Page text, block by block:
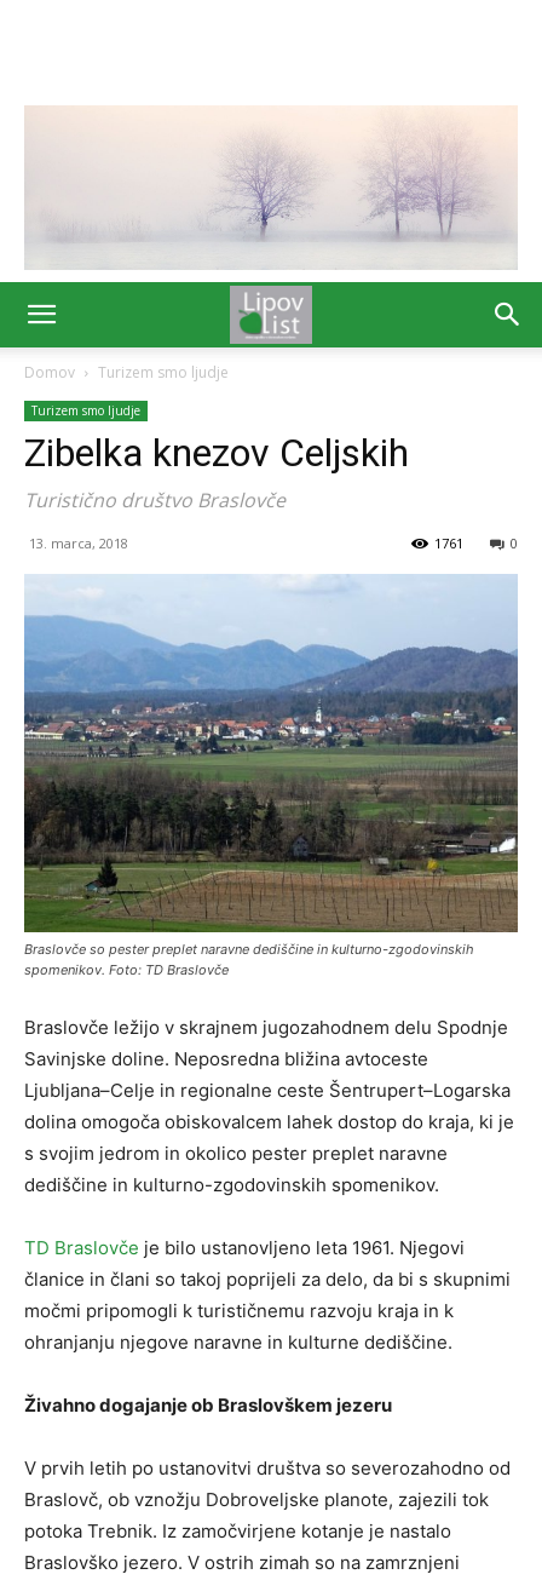
Domov Turizem smo ljudje
Turizem smo ljudje
Zibelka knezov Celjskih
Turistično društvo Braslovče
13. marca, 2018 0
1761
Braslovče so pester preplet naravne dediščine in kulturno-zgodovinskih
spomenikov. Foto: TD Braslovče
Braslovče ležijo v skrajnem jugozahodnem delu Spodnje
Savinjske doline. Neposredna bližina avtoceste
Ljubljana–Celje in regionalne ceste Šentrupert–Logarska
dolina omogoča obiskovalcem lahek dostop do kraja, ki je
s svojim jedrom in okolico pester preplet naravne
dediščine in kulturno-zgodovinskih spomenikov.
TD Braslovče je bilo ustanovljeno leta 1961. Njegovi
članice in člani so takoj poprijeli za delo, da bi s skupnimi
močmi pripomogli k turističnemu razvoju kraja in k
ohranjanju njegove naravne in kulturne dediščine.
Živahno dogajanje ob Braslovškem jezeru
V prvih letih po ustanovitvi društva so severozahodno od
Braslovč, ob vznožju Dobroveljske planote, zajezili tok
potoka Trebnik. Iz zamočvirjene kotanje je nastalo
Braslovško jezero. V ostrih zimah so na zamrznjeni